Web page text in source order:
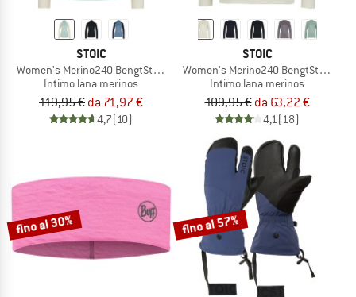
STOIC
Women's Merino240 BengtSt. Half Zip
Intimo lana merinos
119,95 € da 71,97 €
4,7(10)
STOIC
Women's Merino240 BengtSt. L/S
Intimo lana merinos
109,95 € da 63,22 €
4,1(18)
fino al 30% fino al 57%